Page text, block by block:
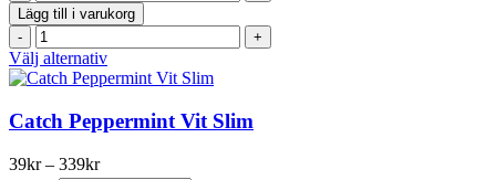
Eucalyptus
Mini
mängd
Lägg till i varukorg
Catch
Eucalyptus
Mini
Välj alternativDen
här
har
flera
Catch Peppermint Vit Slim
39kr – 339krPrisintervall: